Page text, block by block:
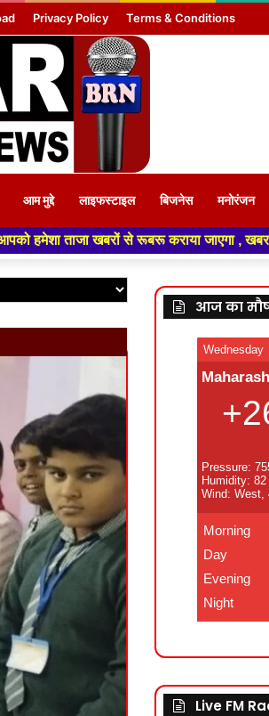
Privacy Policy Terms & Conditions
आम मुद्दे लाइफस्टाइल बिजनेस मनोरंजन
से रूबरू कराया जाएगा , खबर ओर विज्ञापन
आज का
Wednesday
Pressure:
Humidity: 82
Wind: West,
Morning
Day
Evening
Night
Live FM